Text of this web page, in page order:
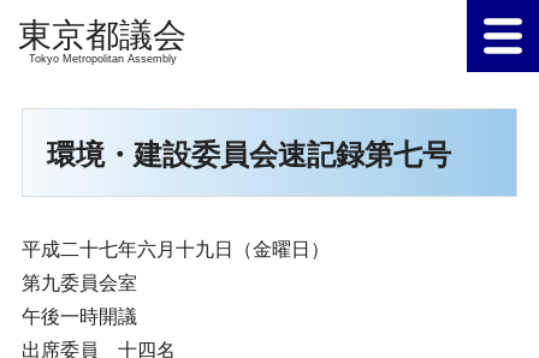
Tokyo Metropolitan Assembly
環境・建設委員会速記録第七号
平成二十七年六月十九日（金曜日）
第九委員会室
午後一時開議
出席委員 十四名